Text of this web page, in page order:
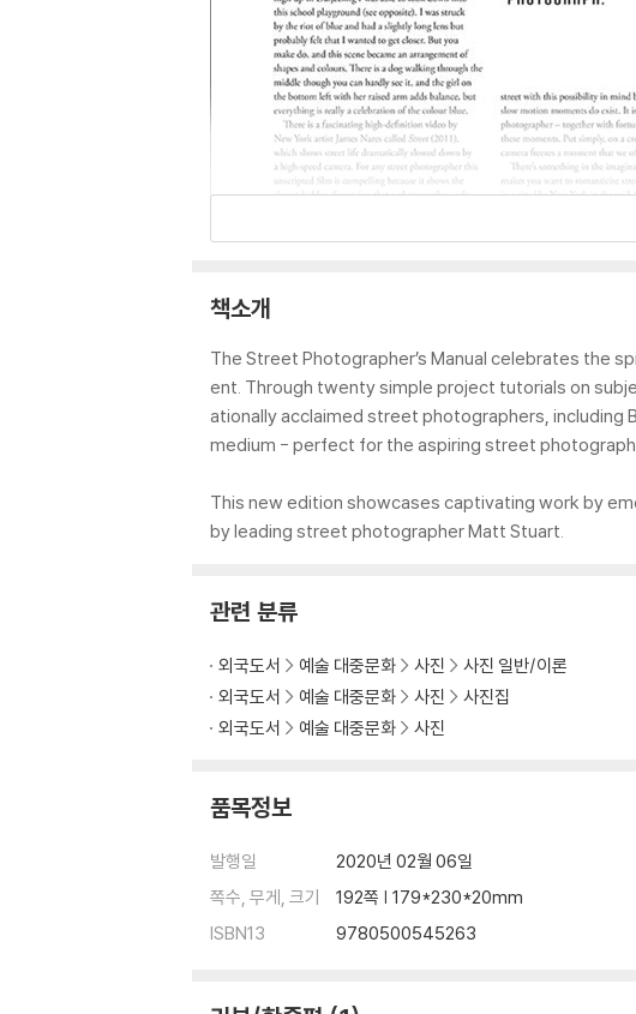
책소개
The Street Photographer’s Manual celebrates the
ent. Through twenty simple project tutorials on
ationally acclaimed street photographers, including
medium - perfect for the aspiring street
This new edition showcases captivating work by
by leading street photographer Matt Stuart.
관련 분류
외국도서 예술 대중문화 사진
사진 일반/이론
외국도서
예술 대중문화 사진
사진집
외국도서
예술 대중문화 사진
품목정보
발행일
2020년 02월 06일
쪽수, 무게, 크기
192쪽 | 179*230*20mm
ISBN13
9780500545263